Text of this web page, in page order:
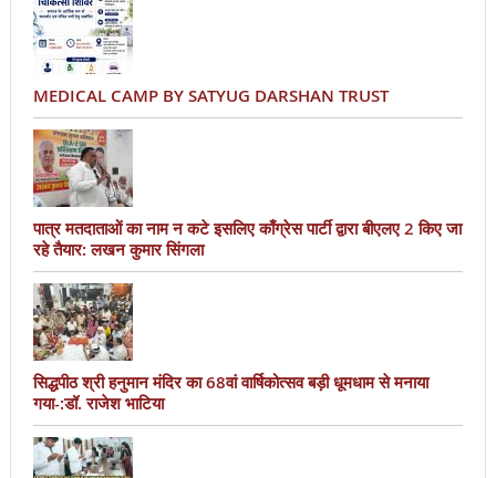
MEDICAL CAMP BY SATYUG DARSHAN TRUST
पात्र मतदाताओं का नाम न कटे इसलिए काँग्रेस पार्टी द्वारा बीएलए 2 किए जा
रहे तैयार: लखन कुमार सिंगला
सिद्धपीठ श्री हनुमान मंदिर का 68वां वार्षिकोत्सव बड़ी धूमधाम से मनाया
गया-:डॉ. राजेश भाटिया